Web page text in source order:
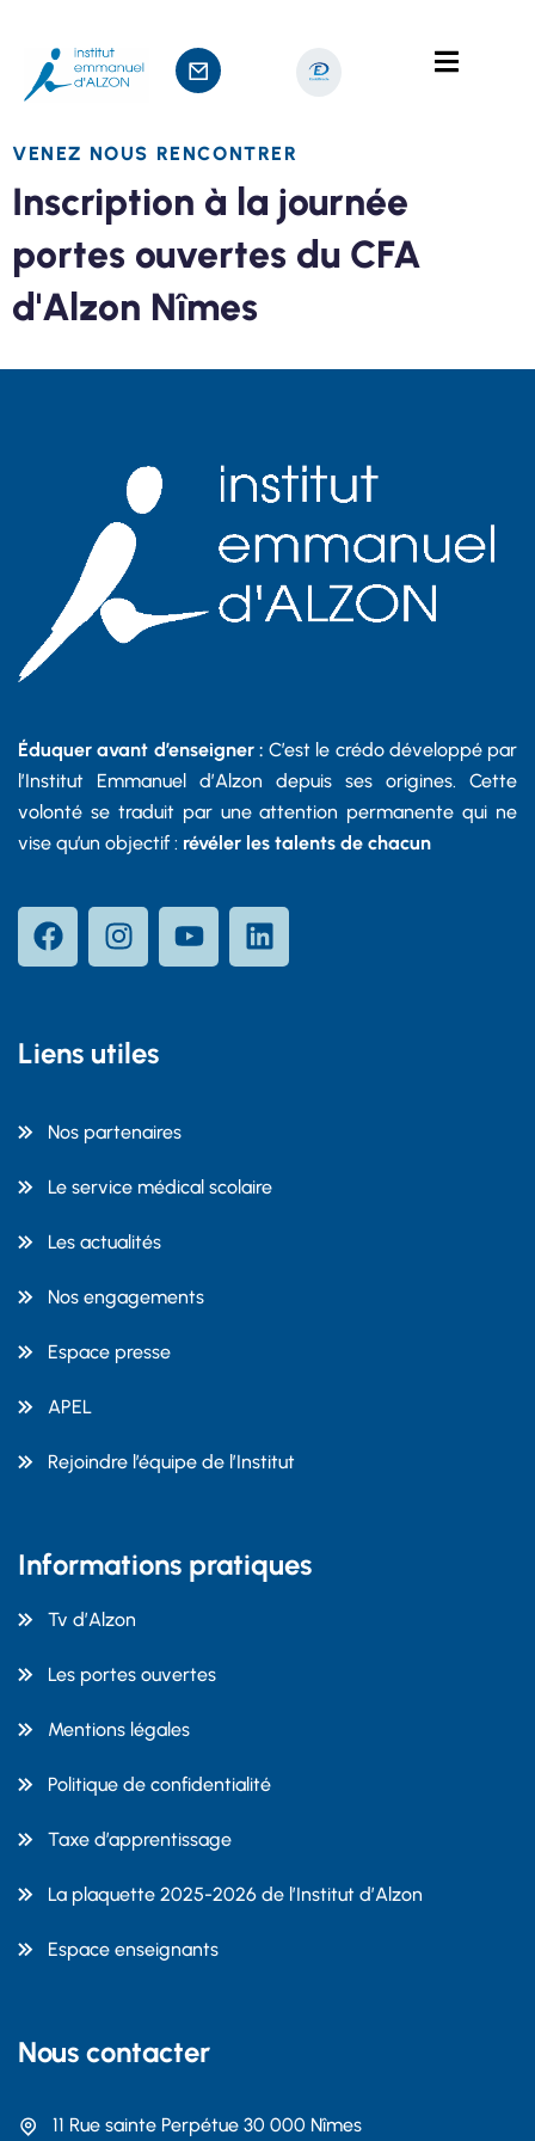
VENEZ NOUS RENCONTRER
Inscription à la journée
portes ouvertes du CFA
d'Alzon Nîmes
Éduquer avant d’enseigner : C’est le crédo développé par
l’Institut Emmanuel d’Alzon depuis ses origines. Cette
volonté se traduit par une attention permanente qui ne
vise qu’un objectif : révéler les talents de chacun
Liens utiles
Nos partenaires
Le service médical scolaire
Les actualités
Nos engagements
Espace presse
APEL
Rejoindre l’équipe de l’Institut
Informations pratiques
Tv d’Alzon
Les portes ouvertes
Mentions légales
Politique de confidentialité
Taxe d’apprentissage
La plaquette 2025-2026 de l’Institut d’Alzon
Espace enseignants
Nous contacter
11 Rue sainte Perpétue 30 000 Nîmes